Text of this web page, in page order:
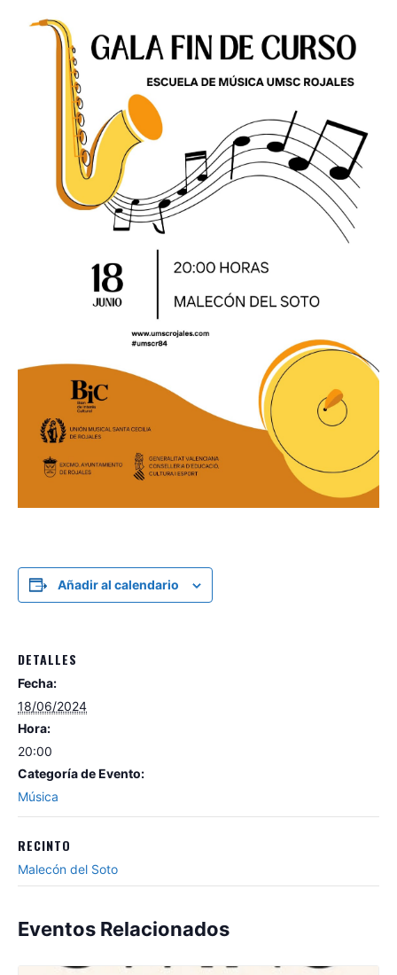
Añadir al calendario
DETALLES
Fecha:
18/06/2024
Hora:
20:00
Categoría de Evento:
Música
RECINTO
Malecón del Soto
Eventos Relacionados